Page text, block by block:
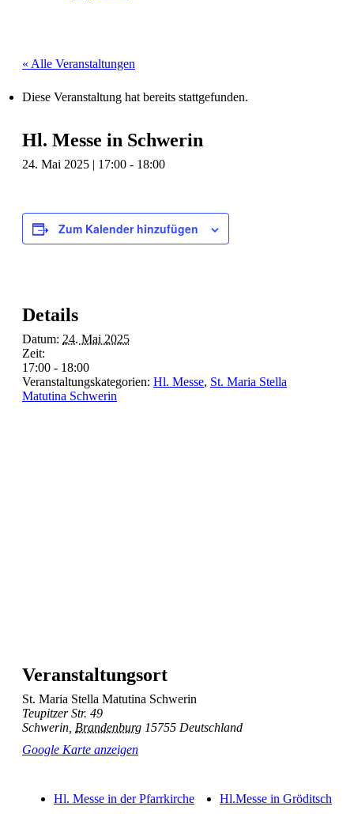
« Alle Veranstaltungen
Diese Veranstaltung hat bereits stattgefunden.
Hl. Messe in Schwerin
24. Mai 2025 | 17:00 - 18:00
Zum Kalender hinzufügen
Details
Datum: 24. Mai 2025
Zeit:
17:00 - 18:00
Veranstaltungskategorien: Hl. Messe, St. Maria Stella
Matutina Schwerin
Veranstaltungsort
St. Maria Stella Matutina Schwerin
Teupitzer Str. 49
Schwerin Brandenburg 15755 Deutschland
Google Karte anzeigen
Hl. Messe in der Pfarrkirche Hl.Messe in Gröditsch